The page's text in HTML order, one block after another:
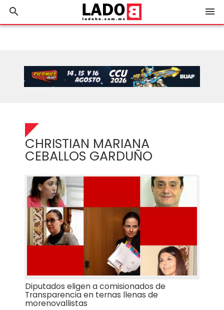
search menu
CHRISTIAN MARIANA
CEBALLOS GARDUÑO
Diputados eligen a comisionados de
Transparencia en ternas llenas de
morenovallistas